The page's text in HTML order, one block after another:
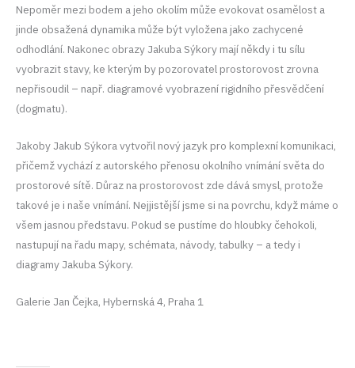
Nepoměr mezi bodem a jeho okolím může evokovat osamělost a
jinde obsažená dynamika může být vyložena jako zachycené
odhodlání. Nakonec obrazy Jakuba Sýkory mají někdy i tu sílu
vyobrazit stavy, ke kterým by pozorovatel prostorovost zrovna
nepřisoudil – např. diagramové vyobrazení rigidního přesvědčení
(dogmatu).
Jakoby Jakub Sýkora vytvořil nový jazyk pro komplexní komunikaci,
přičemž vychází z autorského přenosu okolního vnímání světa do
prostorové sítě. Důraz na prostorovost zde dává smysl, protože
takové je i naše vnímání. Nejjistější jsme si na povrchu, když máme o
všem jasnou představu. Pokud se pustíme do hloubky čehokoli,
nastupují na řadu mapy, schémata, návody, tabulky – a tedy i
diagramy Jakuba Sýkory.
Galerie Jan Čejka, Hybernská 4, Praha 1